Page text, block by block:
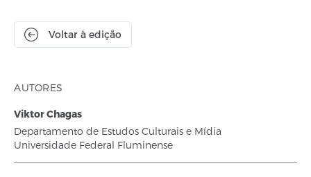
Voltar à edição
AUTORES
Viktor Chagas
Departamento de Estudos Culturais e Mídia
Universidade Federal Fluminense